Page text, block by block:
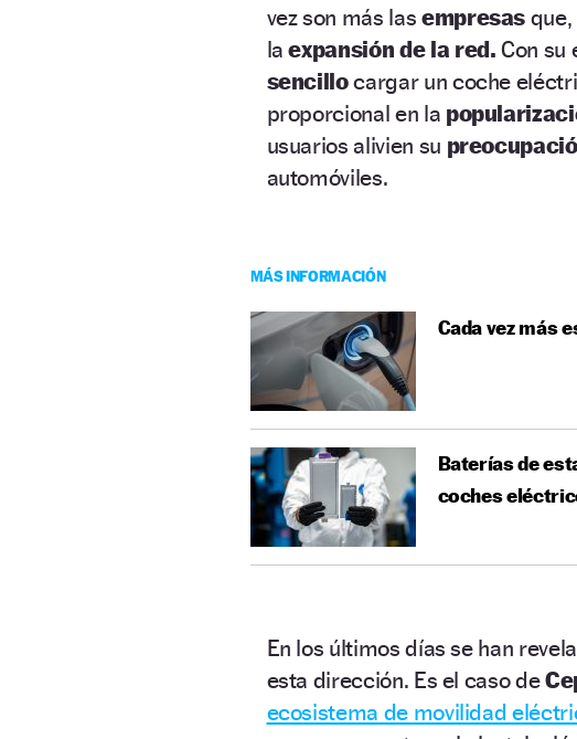
vez son más las empresas
laexpansión de la red. Con su
sencillocargar un coche
proporcional en la
usuarios alivien su
automóviles.
MÁS INFORMACIÓN
Cada vez más
Baterías de
coches
En los últimos días se han
esta dirección. Es el caso de
ecosistema de movilidad